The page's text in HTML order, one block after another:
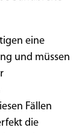
eine
und müssen
Fällen
die